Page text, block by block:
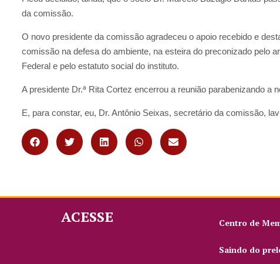
da comissão.
O novo presidente da comissão agradeceu o apoio recebido e
comissão na defesa do ambiente, na esteira do preconizado pelo
Federal e pelo estatuto social do instituto.
A presidente Dr.ª Rita Cortez encerrou a reunião parabenizando a
E, para constar, eu, Dr. Antônio Seixas, secretário da comissão,
ACESSE Centro de
Saindo do